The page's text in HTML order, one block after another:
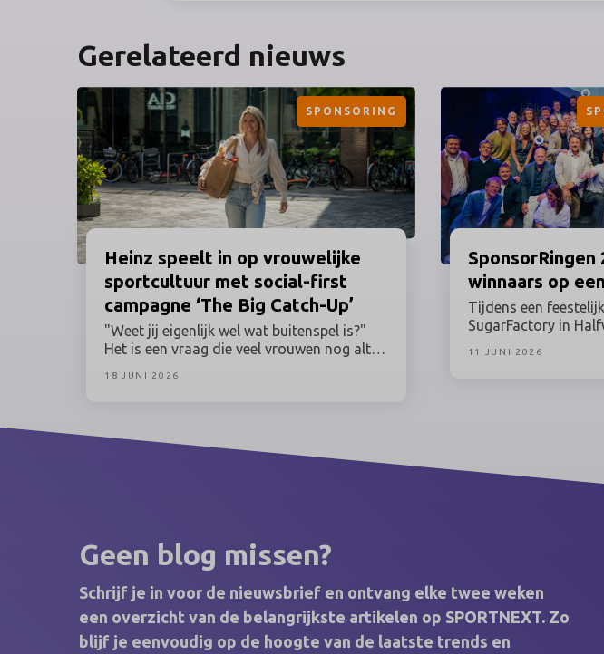
Gerelateerd nieuws
Heinz speelt in op vrouwelijke
sportcultuur met social-first
campagne ‘The Big Catch-Up’
"Weet jij eigenlijk wel wat buitenspel is?"
Het is een vraag die veel vrouwen nog altijd
ontwikkeld vanuit een traditioneel beeld
van de sportfan. Heinz speelt daar deze
samenwerking met women’s sports
marketing agency Branthlete.
SPONSORING
18 JUNI 2026
SponsorRingen
winnaars op
Tijdens een
SugarFactory in
sponsorvakgebied.
11 JUNI 2026
Geen blog missen?
Schrijf je in voor de nieuwsbrief en ontvang elke twee weken
een overzicht van de belangrijkste artikelen op SPORTNEXT. Zo
blijf je eenvoudig op de hoogte van de laatste trends en